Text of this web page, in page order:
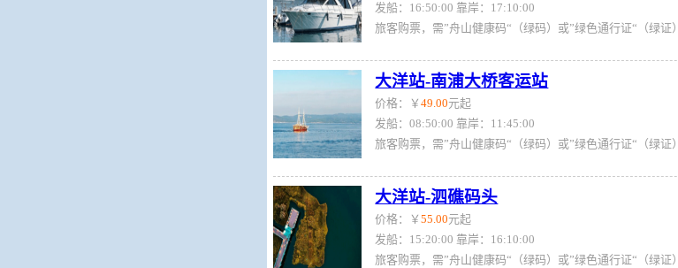
发船：16:50:00 靠岸：17:10:00
旅客购票，需”舟山健康码“（绿码）或”绿色通行证“（绿证）
大洋站-南浦大桥客运站
价格：￥49.00元起
发船：08:50:00 靠岸：11:45:00
旅客购票，需”舟山健康码“（绿码）或”绿色通行证“（绿证）
大洋站-泗礁码头
价格：￥55.00元起
发船：15:20:00 靠岸：16:10:00
旅客购票，需”舟山健康码“（绿码）或”绿色通行证“（绿证）